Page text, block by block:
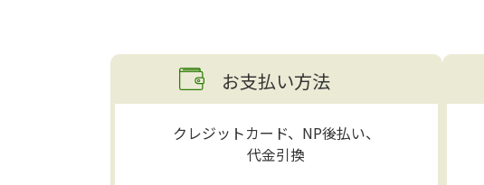
お支払い方法
クレジットカード、NP後払い、
代金引換